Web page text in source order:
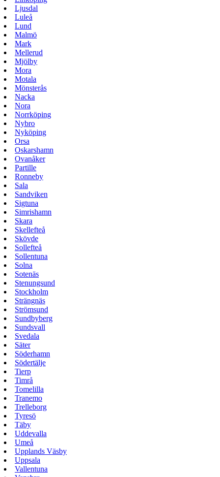
Ljusdal
Luleå
Lund
Malmö
Mark
Mellerud
Mjölby
Mora
Motala
Mönsterås
Nacka
Nora
Norrköping
Nybro
Nyköping
Orsa
Oskarshamn
Ovanåker
Partille
Ronneby
Sala
Sandviken
Sigtuna
Simrishamn
Skara
Skellefteå
Skövde
Sollefteå
Sollentuna
Solna
Sotenäs
Stenungsund
Stockholm
Strängnäs
Strömsund
Sundbyberg
Sundsvall
Svedala
Säter
Söderhamn
Södertälje
Tierp
Timrå
Tomelilla
Tranemo
Trelleborg
Tyresö
Täby
Uddevalla
Umeå
Upplands Väsby
Uppsala
Vallentuna